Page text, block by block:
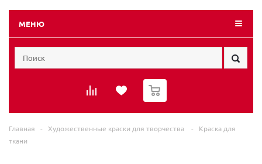
МЕНЮ
0
Главная - Художественные краски для творчества -
Краска для
ткани